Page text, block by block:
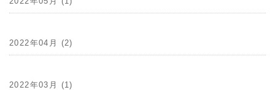
2022年04月 (2)
2022年03月 (1)